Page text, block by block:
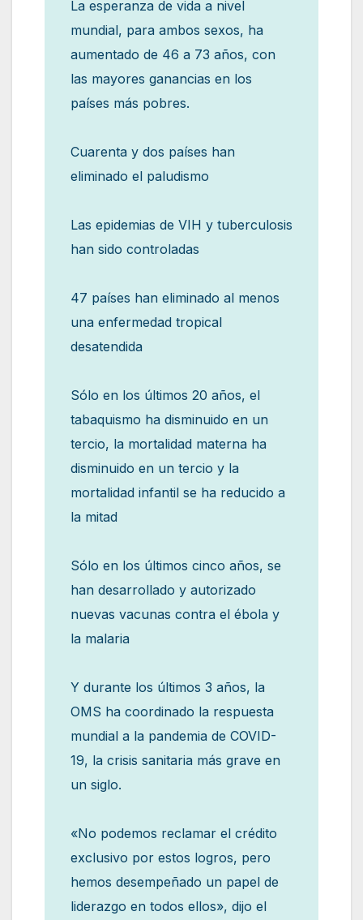
La esperanza de vida a nivel
mundial, para ambos sexos, ha
aumentado de 46 a 73 años, con
las mayores ganancias en los
países más pobres.
Cuarenta y dos países han
eliminado el paludismo
Las epidemias de VIH y tuberculosis
han sido controladas
47 países han eliminado al menos
una enfermedad tropical
desatendida
Sólo en los últimos 20 años, el
tabaquismo ha disminuido en un
tercio, la mortalidad materna ha
disminuido en un tercio y la
mortalidad infantil se ha reducido a
la mitad
Sólo en los últimos cinco años, se
han desarrollado y autorizado
nuevas vacunas contra el ébola y
la malaria
Y durante los últimos 3 años, la
OMS ha coordinado la respuesta
mundial a la pandemia de COVID-
19, la crisis sanitaria más grave en
un siglo.
«No podemos reclamar el crédito
exclusivo por estos logros, pero
hemos desempeñado un papel de
liderazgo en todos ellos», dijo el